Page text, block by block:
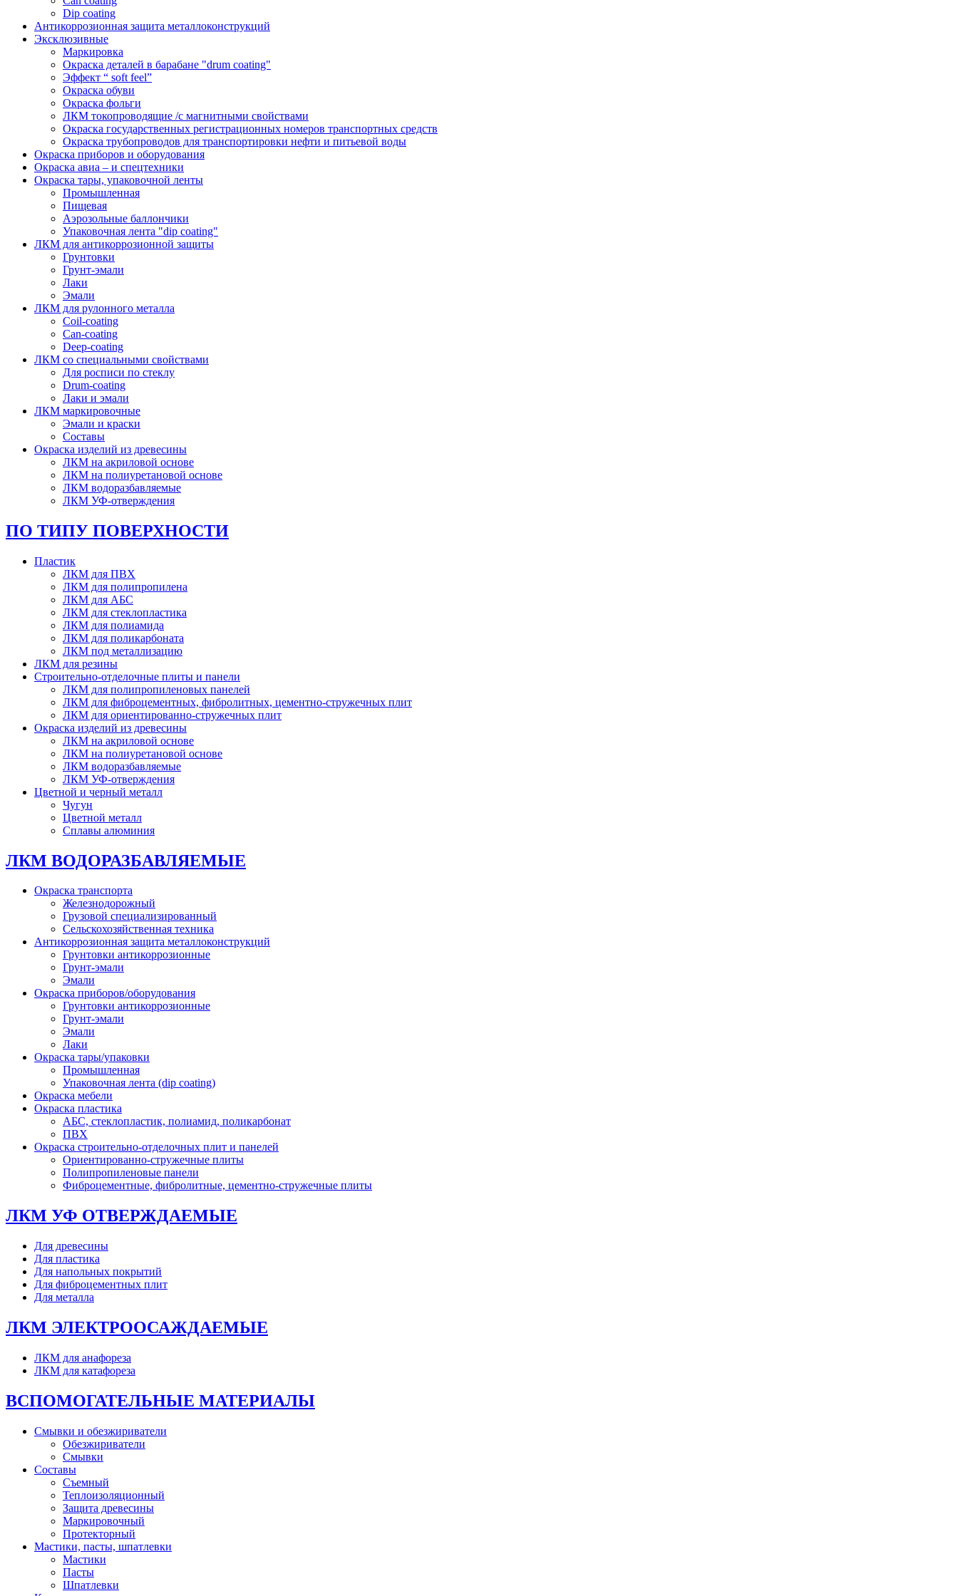
Dip coating
Антикоррозионная защита металлоконструкций
Эксклюзивные
Маркировка
Окраска деталей в барабане "drum coating"
Эффект “ soft feel”
Окраска обуви
Окраска фольги
ЛКМ токопроводящие /с магнитными свойствами
Окраска государственных регистрационных номеров транспортных средств
Окраска трубопроводов для транспортировки нефти и питьевой воды
Окраска приборов и оборудования
Окраска авиа – и спецтехники
Окраска тары, упаковочной ленты
Промышленная
Пищевая
Аэрозольные баллончики
Упаковочная лента "dip coating"
ЛКМ для антикоррозионной защиты
Грунтовки
Грунт-эмали
Лаки
Эмали
ЛКМ для рулонного металла
Coil-coating
Can-coating
Deep-coating
ЛКМ со специальными свойствами
Для росписи по стеклу
Drum-coating
Лаки и эмали
ЛКМ маркировочные
Эмали и краски
Составы
Окраска изделий из древесины
ЛКМ на акриловой основе
ЛКМ на полиуретановой основе
ЛКМ водоразбавляемые
ЛКМ УФ-отверждения
ПО ТИПУ ПОВЕРХНОСТИ
Пластик
ЛКМ для ПВХ
ЛКМ для полипропилена
ЛКМ для АБС
ЛКМ для стеклопластика
ЛКМ для полиамида
ЛКМ для поликарбоната
ЛКМ под металлизацию
ЛКМ для резины
Строительно-отделочные плиты и панели
ЛКМ для полипропиленовых панелей
ЛКМ для фиброцементных, фибролитных, цементно-стружечных плит
ЛКМ для ориентированно-стружечных плит
Окраска изделий из древесины
ЛКМ на акриловой основе
ЛКМ на полиуретановой основе
ЛКМ водоразбавляемые
ЛКМ УФ-отверждения
Цветной и черный металл
Чугун
Цветной металл
Сплавы алюминия
ЛКМ ВОДОРАЗБАВЛЯЕМЫЕ
Окраска транспорта
Железнодорожный
Грузовой специализированный
Сельскохозяйственная техника
Антикоррозионная защита металлоконструкций
Грунтовки антикоррозионные
Грунт-эмали
Эмали
Окраска приборов/оборудования
Грунтовки антикоррозионные
Грунт-эмали
Эмали
Лаки
Окраска тары/упаковки
Промышленная
Упаковочная лента (dip coating)
Окраска мебели
Окраска пластика
АБС, стеклопластик, полиамид, поликарбонат
ПВХ
Окраска строительно-отделочных плит и панелей
Ориентированно-стружечные плиты
Полипропиленовые панели
Фиброцементные, фибролитные, цементно-стружечные плиты
ЛКМ УФ ОТВЕРЖДАЕМЫЕ
Для древесины
Для пластика
Для напольных покрытий
Для фиброцементных плит
Для металла
ЛКМ ЭЛЕКТРООСАЖДАЕМЫЕ
ЛКМ для анафореза
ЛКМ для катафореза
ВСПОМОГАТЕЛЬНЫЕ МАТЕРИАЛЫ
Смывки и обезжириватели
Обезжириватели
Смывки
Составы
Съемный
Теплоизоляционный
Защита древесины
Маркировочный
Протекторный
Мастики, пасты, шпатлевки
Мастики
Пасты
Шпатлевки